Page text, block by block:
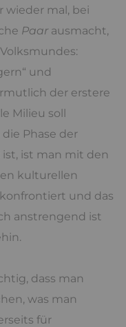
wieder mal, bei
Paar ausmacht,
und
der erstere
Milieu soll
Phase der
ist man mit den
kulturellen
und das
anstrengend ist
dass man
was man
für